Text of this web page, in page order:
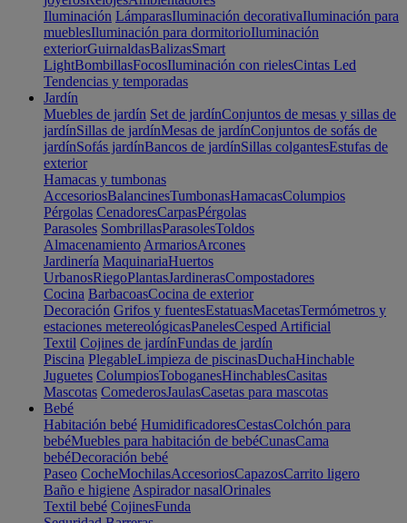
Iluminación LámparasIluminación decorativaIluminación para
mueblesIluminación para dormitorioIluminación
exteriorGuirnaldasBalizasSmart
LightBombillasFocosIluminación con rielesCintas Led
Tendencias y temporadas
Jardín
Muebles de jardín Set de jardínConjuntos de mesas y sillas de
jardínSillas de jardínMesas de jardínConjuntos de sofás de
jardínSofás jardínBancos de jardínSillas colgantesEstufas de
exterior
Hamacas y tumbonas
AccesoriosBalancinesTumbonasHamacasColumpios
Pérgolas CenadoresCarpasPérgolas
Parasoles SombrillasParasolesToldos
Almacenamiento ArmariosArcones
Jardinería MaquinariaHuertos
UrbanosRiegoPlantasJardinerasCompostadores
Cocina BarbacoasCocina de exterior
Decoración Grifos y fuentesEstatuasMacetasTermómetros y
estaciones metereológicasPanelesCesped Artificial
Textil Cojines de jardínFundas de jardín
Piscina PlegableLimpieza de piscinasDuchaHinchable
Juguetes ColumpiosToboganesHinchablesCasitas
Mascotas ComederosJaulasCasetas para mascotas
Bebé
Habitación bebé HumidificadoresCestasColchón para
bebéMuebles para habitación de bebéCunasCama
bebéDecoración bebé
Paseo CocheMochilasAccesoriosCapazosCarrito ligero
Baño e higiene Aspirador nasalOrinales
Textil bebé CojinesFunda